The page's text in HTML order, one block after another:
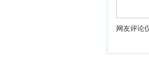
网友评论